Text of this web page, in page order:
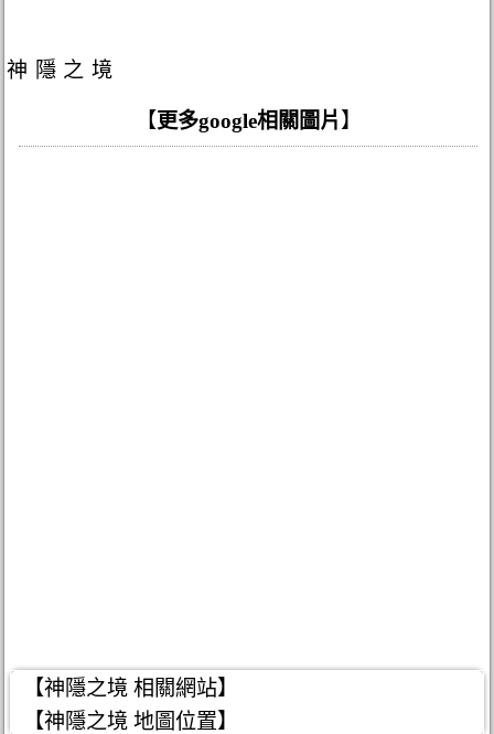
神隱之境
【更多google相關圖片 】
【神隱之境 相關網站】
【神隱之境 地圖位置】